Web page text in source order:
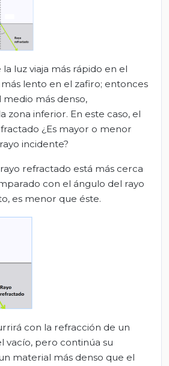
luz viaja más rápido en el
lento en el zafiro; entonces
más denso,
zona inferior. En este caso, el
¿Es mayor o menor
incidente?
refractado está más cerca
con el ángulo del rayo
es menor que éste.
con la refracción de un
vacío, pero continúa su
material más denso que el